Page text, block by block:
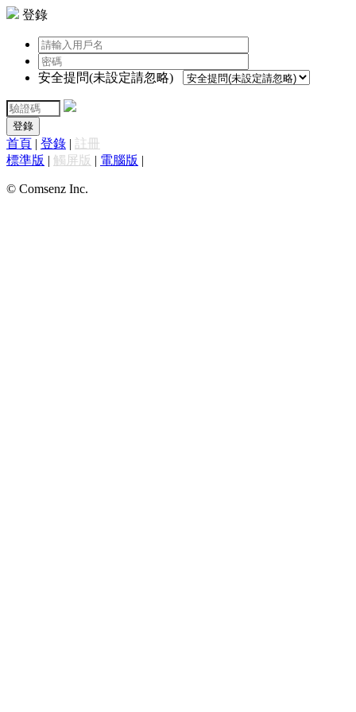
登錄
安全提問(未設定請忽略)
登錄
首頁 | 登錄 | 註冊
標準版 | 觸屏版 | 電腦版 |
© Comsenz Inc.